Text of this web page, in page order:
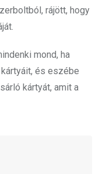
rájött, hogy
mond, ha
és eszébe
kártyát, amit a